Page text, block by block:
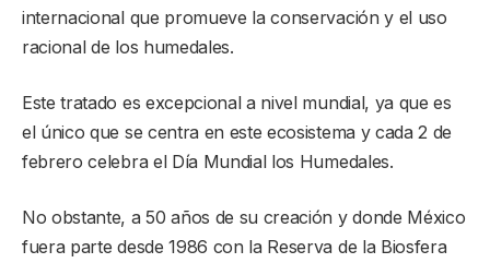
internacional que promueve la conservación y el uso
racional de los humedales.
Este tratado es excepcional a nivel mundial, ya que es
el único que se centra en este ecosistema y cada 2 de
febrero celebra el Día Mundial los Humedales.
No obstante, a 50 años de su creación y donde México
fuera parte desde 1986 con la Reserva de la Biosfera